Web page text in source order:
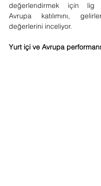
değerlendirmek için lig
Avrupa katılımını,
değerlerini inceliyor.
Yurt içi ve Avrupa